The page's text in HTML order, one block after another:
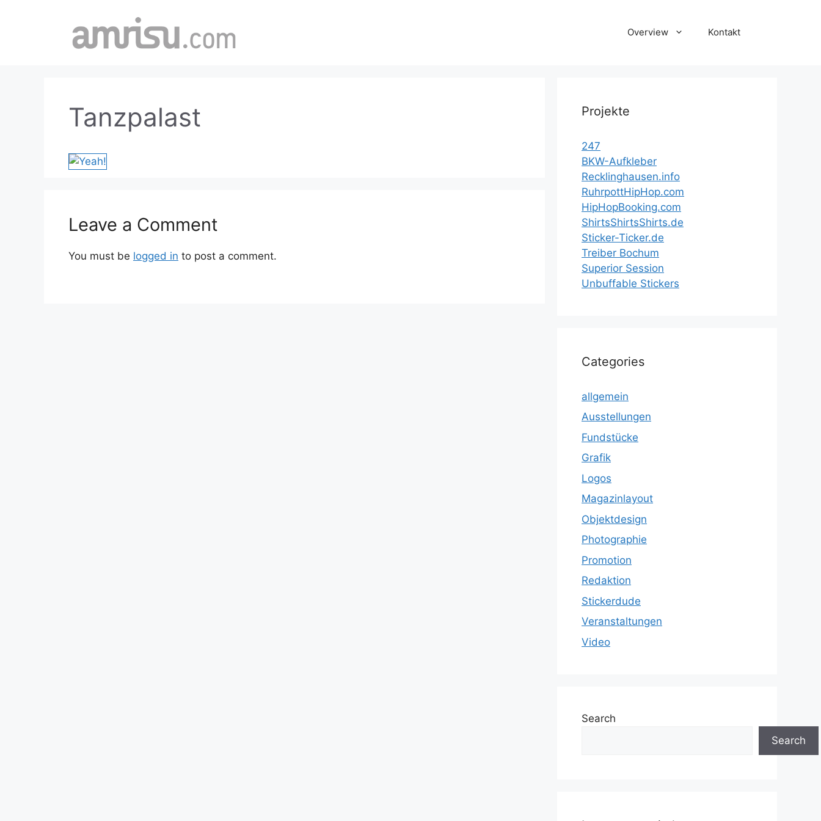
Overview Kontakt
Tanzpalast
Leave a Comment
You must be logged in to post a comment.
Projekte
247
BKW-Aufkleber
Recklinghausen.info
RuhrpottHipHop.com
HipHopBooking.com
ShirtsShirtsShirts.de
Sticker-Ticker.de
Treiber Bochum
Superior Session
Unbuffable Stickers
Categories
allgemein
Ausstellungen
Fundstücke
Grafik
Logos
Magazinlayout
Objektdesign
Photographie
Promotion
Redaktion
Stickerdude
Veranstaltungen
Video
Search
Search